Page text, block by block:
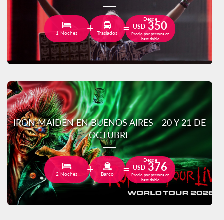
1 Noches Traslados
Desde
USD 350
Precio por persona en
base doble
IRON MAIDEN EN BUENOS AIRES - 20 Y 21 DE
OCTUBRE
2 Noches Barco
Desde
USD 376
Precio por persona en
base doble